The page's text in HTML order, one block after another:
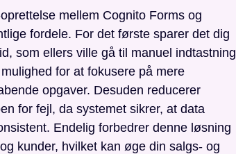
mellem Cognito Forms og
fordele. For det første sparer det dig
som ellers ville gå til manuel indtastning
for at fokusere på mere
opgaver. Desuden reducerer
for fejl, da systemet sikrer, at data
Endelig forbedrer denne løsning
kunder, hvilket kan øge din salgs- og